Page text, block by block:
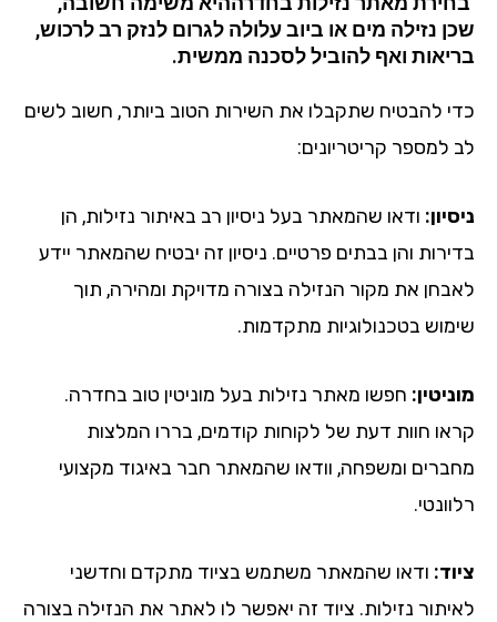
נזילה מים או ביוב עלולה לגרום לנזק רב לרכוש,
ואף להוביל לסכנה ממשית.
להבטיח שתקבלו את השירות הטוב ביותר, חשוב לשים
למספר קריטריונים:
ודאו שהמאתר בעל ניסיון רב באיתור נזילות, הן
והן בבתים פרטיים. ניסיון זה יבטיח שהמאתר יידע
את מקור הנזילה בצורה מדויקת ומהירה, תוך
בטכנולוגיות מתקדמות.
חפשו מאתר נזילות בעל מוניטין טוב בחדרה.
חוות דעת של לקוחות קודמים, בררו המלצות
ומשפחה, וודאו שהמאתר חבר באיגוד מקצועי
ודאו שהמאתר משתמש בציוד מתקדם וחדשני
נזילות. ציוד זה יאפשר לו לאתר את הנזילה בצורה